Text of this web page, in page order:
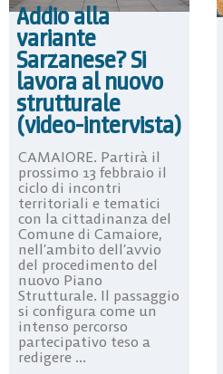
Addio alla
variante
Sarzanese? Si
lavora al nuovo
strutturale
(video-intervista)
CAMAIORE. Partirà il
prossimo 13 febbraio il
ciclo di incontri
territoriali e tematici
con la cittadinanza del
Comune di Camaiore,
nell’ambito dell’avvio
del procedimento del
nuovo Piano
Strutturale. Il passaggio
si configura come un
intenso percorso
partecipativo teso a
redigere ...